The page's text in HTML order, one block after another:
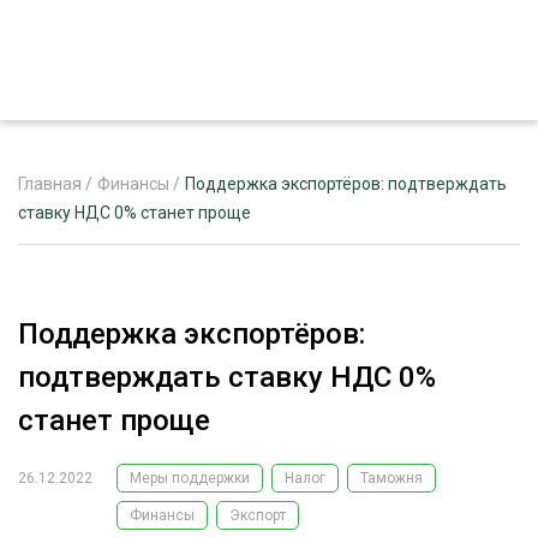
РЕКЛАМОДАТЕЛЯМ
ЛЕСНОЕ ХОЗЯЙСТВО
ЛЕСОЗАГОТОВКА
ЭКСПЕРТНОЕ МНЕНИЕ
Главная / Финансы / Поддержка экспортёров: подтверждать
ставку НДС 0% станет проще
Поддержка экспортёров:
подтверждать ставку НДС 0%
станет проще
26.12.2022 Меры поддержки Налог Таможня
Финансы Экспорт